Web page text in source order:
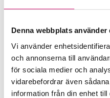
Denna webbplats använder
Vi använder
och annonserna till
för sociala medier och
vidarebefordrar även
information från din enhet
Remisser
Samverkan med
Srf Fokusrapport 2024 –
företagande